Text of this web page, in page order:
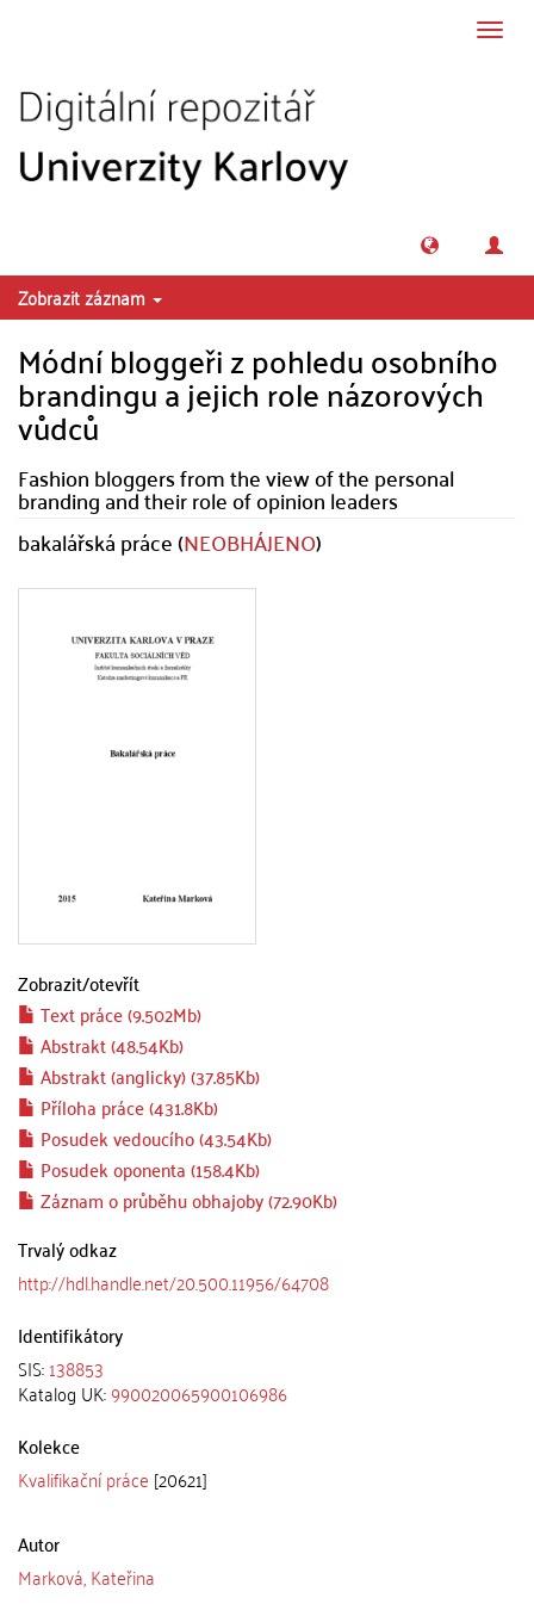
Zobrazit záznam
Módní bloggeři z pohledu osobního
brandingu a jejich role názorových
vůdců
Fashion bloggers from the view of the personal
branding and their role of opinion leaders
bakalářská práce (NEOBHÁJENO)
Zobrazit/otevřít
Text práce (9.502Mb)
Abstrakt (48.54Kb)
Abstrakt (anglicky) (37.85Kb)
Příloha práce (431.8Kb)
Posudek vedoucího (43.54Kb)
Posudek oponenta (158.4Kb)
Záznam o průběhu obhajoby (72.90Kb)
Trvalý odkaz
http://hdl.handle.net/20.500.11956/64708
Identifikátory
SIS:138853
Katalog UK:990020065900106986
Kolekce
Kvalifikační práce [20621]
Autor
Marková, Kateřina